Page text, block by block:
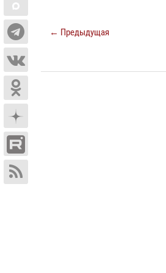
← Предыдущая